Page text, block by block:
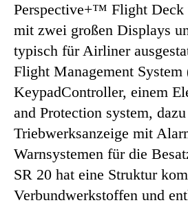
Perspective+™ Flight
mit zwei großen Displays
typisch für Airliner
Flight Management System
KeypadController, einem
and Protection system,
Triebwerksanzeige mit
Warnsystemen für die
SR 20 hat eine Struktur
Verbundwerkstoffen und